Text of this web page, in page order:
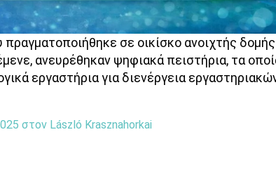
σε οικίσκο ανοιχτής δομής
ανευρέθηκαν ψηφιακά πειστήρια, τα
εργαστήρια για διενέργεια
στον László Krasznahorkai